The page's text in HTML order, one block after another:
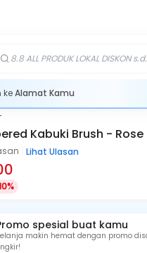
8.8 ALL PRODUK LOKAL DISKON
keAlamat Kamu
Kabuki Brush - Rose
Lihat Ulasan
spesial buat kamu
makin hemat dengan promo